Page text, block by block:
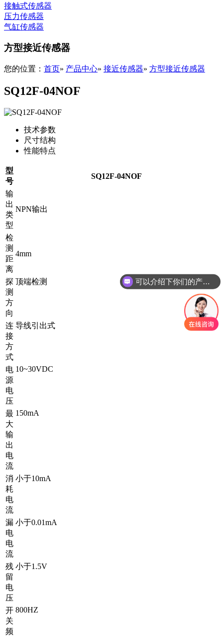
接触式传感器
压力传感器
气缸传感器
方型接近传感器
您的位置： 首页» 产品中心» 接近传感器» 方型接近传感器
SQ12F-04NOF
技术参数
尺寸结构
性能特点
型
号
SQ12F-04NOF
输
出
类
型
NPN输出
检
测
距
离
4mm
探
测
方
向
顶端检测
连
接
方
式
导线引出式
电
源
电
压
10~30VDC
最
大
输
出
电
流
150mA
消
耗
电
流
小于10mA
漏
电
电
流
小于0.01mA
残
留
电
压
小于1.5V
开
关
频
800HZ
可以介绍下你们的产品么